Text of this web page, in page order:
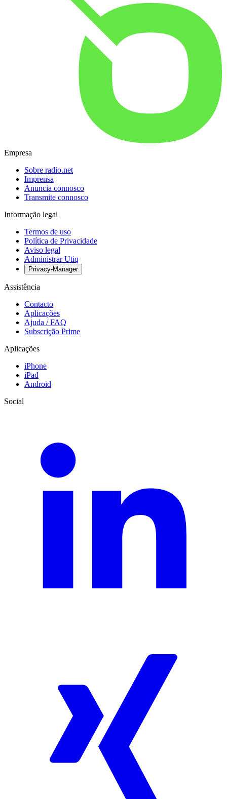
Empresa
Sobre radio.net
Imprensa
Anuncia connosco
Transmite connosco
Informação legal
Termos de uso
Política de Privacidade
Aviso legal
Administrar Utiq
Privacy-Manager
Assistência
Contacto
Aplicações
Ajuda / FAQ
Subscrição Prime
Aplicações
iPhone
iPad
Android
Social